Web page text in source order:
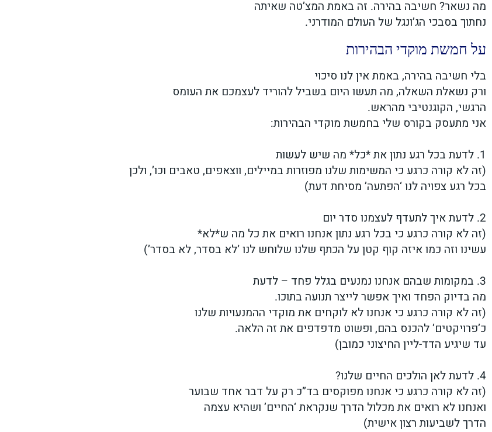
מה נשאר? חשיבה בהירה. זה באמת המצ’טה שאיתה
נחתוך בסבכי הג’ונגל של העולם המודרני.
על חמשת מוקדי הבהירות
בלי חשיבה בהירה, באמת אין לנו סיכוי
ורק נשאלת השאלה, מה תעשו היום בשביל להוריד לעצמכם את העומס
הרגשי, הקוגנטיבי מהראש.
אני מתעסק בקורס שלי בחמשת מוקדי הבהירות:
1. לדעת בכל רגע נתון את *כל* מה שיש לעשות
(זה לא קורה כרגע כי המשימות שלנו מפוזרות במיילים, ווצאפים, טאבים וכו’, ולכן
בכל רגע צפויה לנו ‘הפתעה’ מסיחת דעת)
2. לדעת איך לתעדף לעצמנו סדר יום
(זה לא קורה כרגע כי בכל רגע נתון אנחנו רואים את כל מה ש*לא*
עשינו וזה כמו איזה קוף קטן על הכתף שלנו שלוחש לנו ‘לא בסדר, לא בסדר’)
3. במקומות שבהם אנחנו נמנעים בגלל פחד – לדעת
מה בדיוק הפחד ואיך אפשר לייצר תנועה בתוכו.
(זה לא קורה כרגע כי אנחנו לא לוקחים את מוקדי ההמנעויות שלנו
כ’פרויקטים’ להכנס בהם, ופשוט מדפדפים את זה הלאה.
עד שיגיע הדד-ליין החיצוני כמובן)
4. לדעת לאן הולכים החיים שלנו?
(זה לא קורה כרגע כי אנחנו מפוקסים בד”כ רק על דבר אחד שבוער
ואנחנו לא רואים את מכלול הדרך שנקראת ‘החיים’ ושהיא עצמה
הדרך לשביעות רצון אישית)